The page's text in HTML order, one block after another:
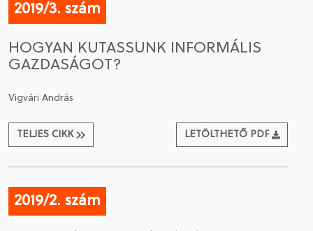
2019/3. szám
HOGYAN KUTASSUNK INFORMÁLIS
GAZDASÁGOT?
Vigvári András
TELJES CIKK LETÖLTHETŐ PDF
2019/2. szám